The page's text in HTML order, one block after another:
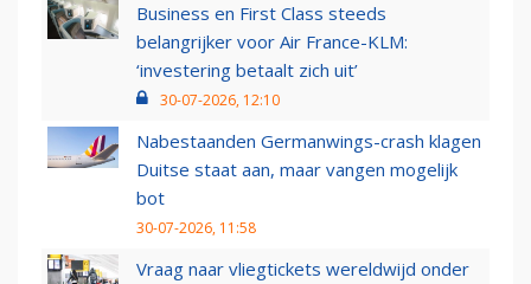
Business en First Class steeds
belangrijker voor Air France-KLM:
‘investering betaalt zich uit’
30-07-2026, 12:10
Nabestaanden Germanwings-crash klagen
Duitse staat aan, maar vangen mogelijk
bot
30-07-2026, 11:58
Vraag naar vliegtickets wereldwijd onder